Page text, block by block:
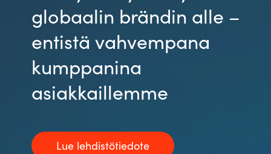
globaalin brändin alle –
entistä vahvempana
kumppanina
asiakkaillemme
Lue lehdistötiedote